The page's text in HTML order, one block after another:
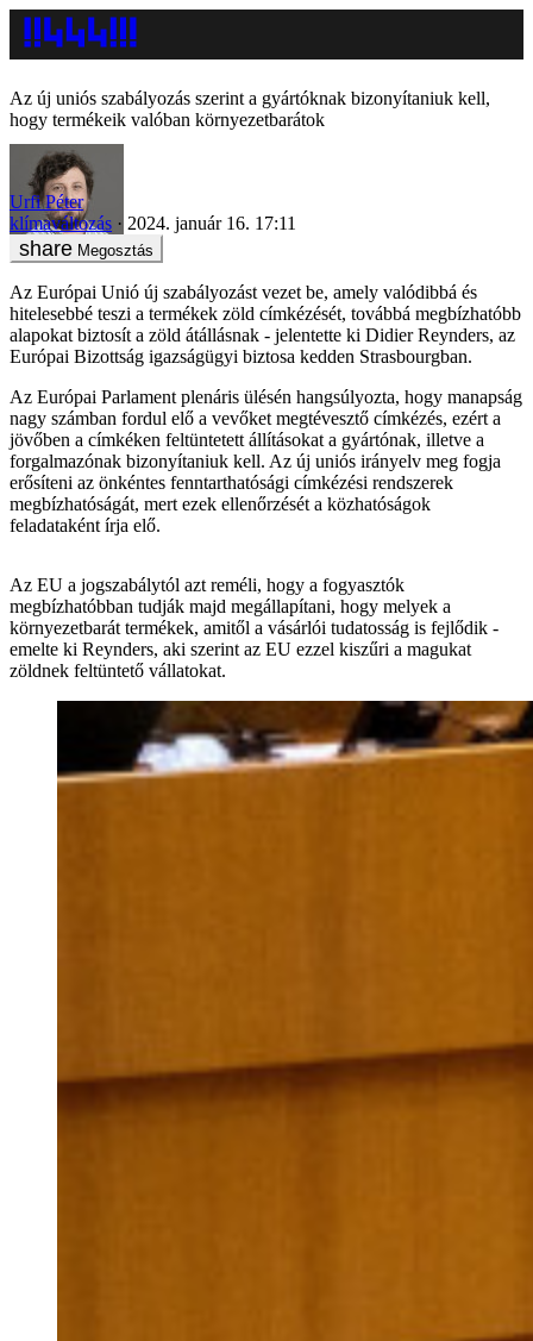
Az új uniós szabályozás szerint a gyártóknak bizonyítaniuk kell,
hogy termékeik valóban környezetbarátok
Urfi Péter
klímaváltozás
2024. január 16. 17:11
Megosztás
Az Európai Unió új szabályozást vezet be, amely valódibbá és
hitelesebbé teszi a termékek zöld címkézését, továbbá megbízhatóbb
alapokat biztosít a zöld átállásnak - jelentette ki Didier Reynders, az
Európai Bizottság igazságügyi biztosa kedden Strasbourgban.
Az Európai Parlament plenáris ülésén hangsúlyozta, hogy manapság
nagy számban fordul elő a vevőket megtévesztő címkézés, ezért a
jövőben a címkéken feltüntetett állításokat a gyártónak, illetve a
forgalmazónak bizonyítaniuk kell. Az új uniós irányelv meg fogja
erősíteni az önkéntes fenntarthatósági címkézési rendszerek
megbízhatóságát, mert ezek ellenőrzését a közhatóságok
feladataként írja elő.
Az EU a jogszabálytól azt reméli, hogy a fogyasztók
megbízhatóbban tudják majd megállapítani, hogy melyek a
környezetbarát termékek, amitől a vásárlói tudatosság is fejlődik -
emelte ki Reynders, aki szerint az EU ezzel kiszűri a magukat
zöldnek feltüntető vállatokat.